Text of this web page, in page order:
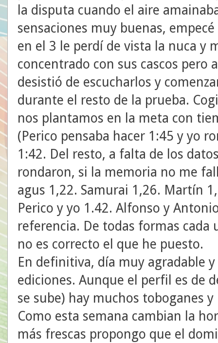
la disputa cuando el aire
sensaciones muy buenas,
en el 3 le perdí de vista la nuca y
concentrado con sus cascos pero
desistió de escucharlos y
durante el resto de la prueba.
nos plantamos en la meta con
(Perico pensaba hacer 1:45 y yo
1:42. Del resto, a falta de los
rondaron, si la memoria no me
agus 1,22. Samurai 1,26. Martín
Perico y yo 1.42. Alfonso y
referencia. De todas formas
no es correcto el que he puesto.
En definitiva, día muy agradable
ediciones. Aunque el perfil es de
se sube) hay muchos toboganes
Como esta semana cambian la
más frescas propongo que el